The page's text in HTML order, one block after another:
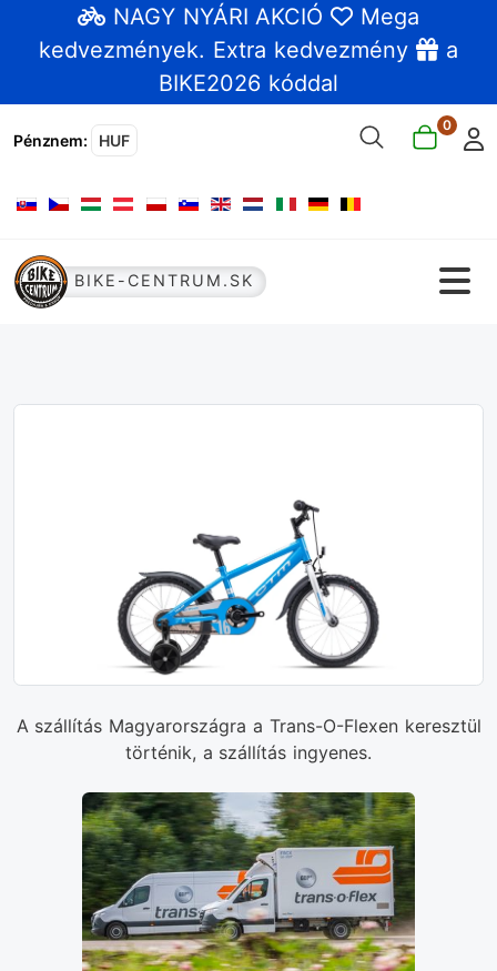
NAGY NYÁRI AKCIÓ
Mega
kedvezmények. Extra kedvezmény
a
BIKE2026 kóddal
Pénznem: HUF
0
Válasszon nyelvet
BIKE-CENTRUM.SK
A szállítás Magyarországra a Trans-O-Flexen keresztül
történik, a szállítás ingyenes.